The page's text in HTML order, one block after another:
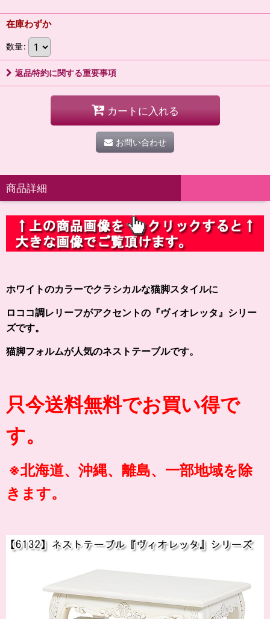
在庫わずか
数量:
返品特約に関する重要事項
カートに入れる
お問い合わせ
商品詳細
ホワイトのカラーでクラシカルな猫脚スタイルに
ロココ調レリーフがアクセントの『ヴィオレッタ』シリー
ズです。
猫脚フォルムが人気のネストテーブルです。
只今送料無料でお買い得で
す。
※北海道、沖縄、離島、一部地域を除
きます。